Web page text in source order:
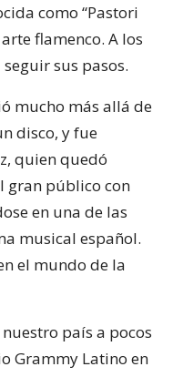
como “Pastori
flamenco. A los
sus pasos.
mucho más allá de
disco, y fue
quien quedó
gran público con
en una de las
musical español.
el mundo de la
país a pocos
Grammy Latino en